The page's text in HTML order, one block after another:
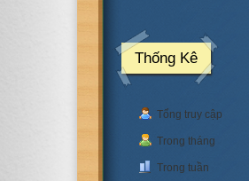
Thống Kê
Tổng truy cập
Trong tháng
Trong tuần